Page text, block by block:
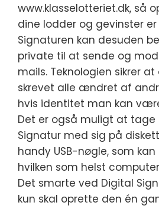
www.klasselotteriet.dk, så
dine lodder og gevinster er
Signaturen kan desuden
private til at sende og
mails. Teknologien sikrer
skrevet alle ændret af
hvis identitet man kan
Det er også muligt at tage
Signatur med sig på
handy USB-nøgle, som
hvilken som helst
Det smarte ved Digital
kun skal oprette den én